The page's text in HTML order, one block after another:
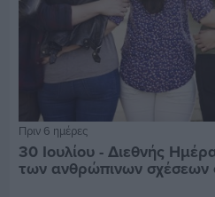
Πριν 6 ημέρες
30 Ιουλίου - Διεθνής
των ανθρώπινων σχέσεων